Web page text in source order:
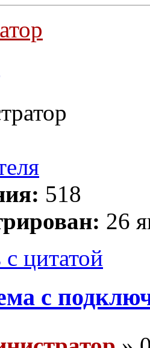
518
26
цитатой
с